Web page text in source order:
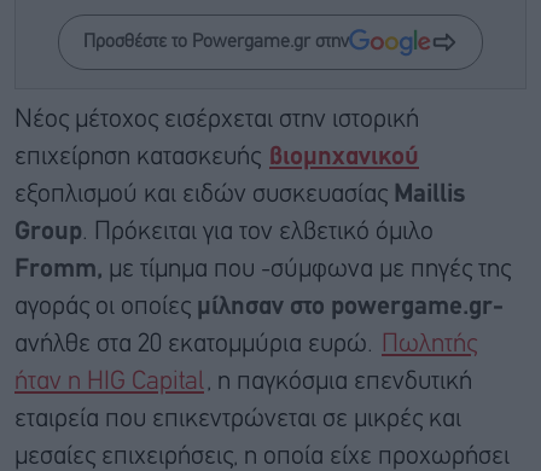
Προσθέστε το Powergame.gr στην
Νέος μέτοχος εισέρχεται στην ιστορική
επιχείρηση κατασκευής βιομηχανικού
εξοπλισμού και ειδών συσκευασίας Maillis
Group. Πρόκειται για τον ελβετικό όμιλο
Fromm, με τίμημα που -σύμφωνα με πηγές της
αγοράς οι οποίες μίλησαν στο powergame.gr-
ανήλθε στα 20 εκατομμύρια ευρώ.
Πωλητής
ήταν η HIG Capital, η παγκόσμια επενδυτική
εταιρεία που επικεντρώνεται σε μικρές και
μεσαίες επιχειρήσεις, η οποία είχε προχωρήσει